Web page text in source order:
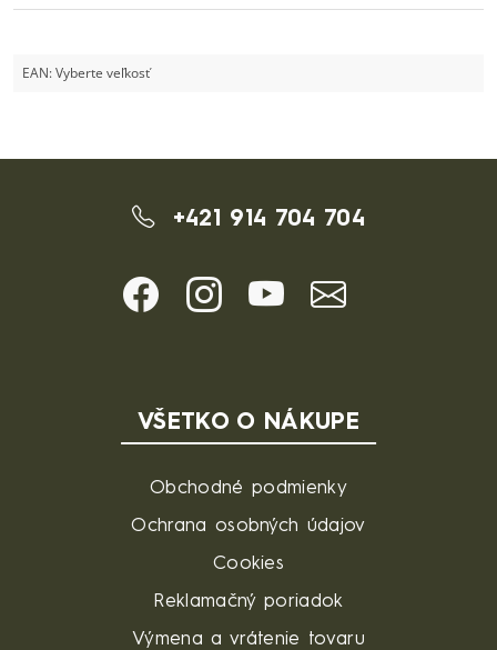
EAN:Vyberte veľkosť
+421 914 704 704
VŠETKO O NÁKUPE
Obchodné podmienky
Ochrana osobných údajov
Cookies
Reklamačný poriadok
Výmena a vrátenie tovaru